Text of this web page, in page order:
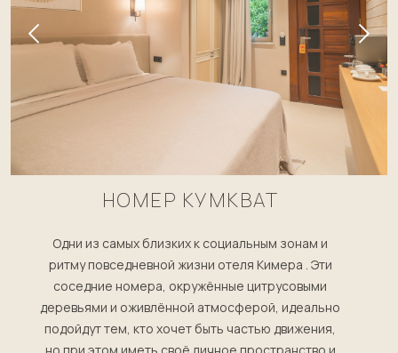
НОМЕР КУМКВАТ
Одни из самых близких к социальным зонам и
ритму повседневной жизни отеля Кимера . Эти
соседние номера, окружённые цитрусовыми
деревьями и оживлённой атмосферой, идеально
подойдут тем, кто хочет быть частью движения,